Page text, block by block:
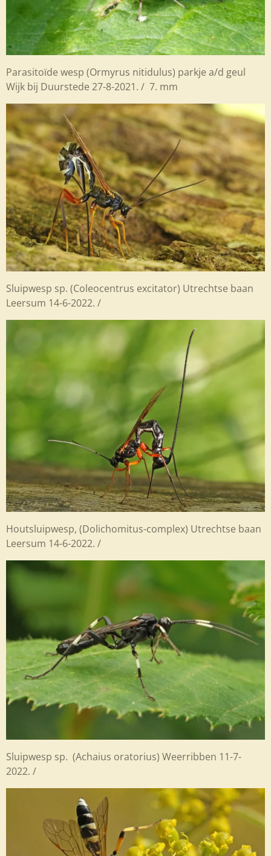
Parasitoïde wesp (Ormyrus nitidulus) parkje a/d geul
Wijk bij Duurstede 27-8-2021. / 7. mm
Sluipwesp sp. (Coleocentrus excitator) Utrechtse baan
Leersum 14-6-2022. /
Houtsluipwesp, (Dolichomitus-complex) Utrechtse baan
Leersum 14-6-2022. /
Sluipwesp sp. (Achaius oratorius) Weerribben 11-7-
2022. /